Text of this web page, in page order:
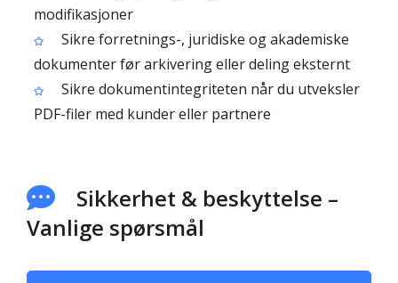
modifikasjoner
Sikre forretnings-, juridiske og akademiske
dokumenter før arkivering eller deling eksternt
Sikre dokumentintegriteten når du utveksler
PDF-filer med kunder eller partnere
Sikkerhet & beskyttelse –
Vanlige spørsmål